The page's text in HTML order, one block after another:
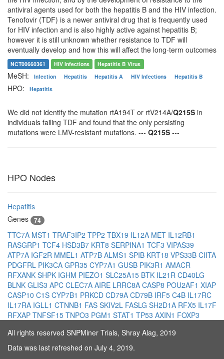
antiviral agents used for both the hepatitis B and the HIV infection.
Tenofovir (TDF) is a newer antiviral drug that is frequently used
for HIV infection and is also highly active against hepatitis B;
however it is still unknown whether resistance to TDF will
eventually develop and how this will affect the long-term outcomes
NCT00660361 HIV Infections Hepatitis B Virus
MeSH: Infection Hepatitis Hepatitis A HIV Infections Hepatitis B
HPO: Hepatitis
We did not identify the mutation rtA194T or rtV214A/Q215S in
individuals failing TDF and found that the only persisting
mutations were LMV-resistant mutations. --- Q215S ---
HPO Nodes
Hepatitis
Genes
74
TTC7A MST1 TRAF3IP2 TPP2 TBX19 IL12A MET IL12RB1
RASGRP1 TCF4 HSD3B7 KRT8 SERPINA1 TCF3 VIPAS39
ATP7A IGF2R MMEL1 ATP7B ALMS1 SPIB KRT18 VPS33B CIITA
PDGFRL PIK3CA GPR35 CYP7A1 GUSB PIK3R1 AMACR
RFXANK SHPK IGHM PIEZO1 SLC25A15 BTK IL21R CD40LG
BLNK GLIS3 APC CLEC7A AIRE LRRC8A CASP8 POU2AF1 XIAP
CASP10 C1S CYP7B1 PRKCD CD79A CD79B IRF5 C4B IL17RC
IL17RA IGLL1 CTNNB1 FAS SKIV2L FASLG SH2D1A RFX5 IL17F
RFXAP TNFSF15 TNPO3 PGM1 STAT1 TP53 AXIN1 FOXP3
All rights reserved SNPMiner Trials, Shray Alag, 2019
Data was last refreshed on July 4, 2019.